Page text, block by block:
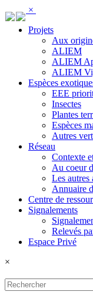
×
Projets
Aux
ALIEM
ALIEM
ALIEM
Espèces
EEE
Insectes
Plantes
Espèces
Autres
Réseau
Contexte
Au coeur
Les autres
Annuaire
Centre de
Signalements
Relevés
Espace Privé
×